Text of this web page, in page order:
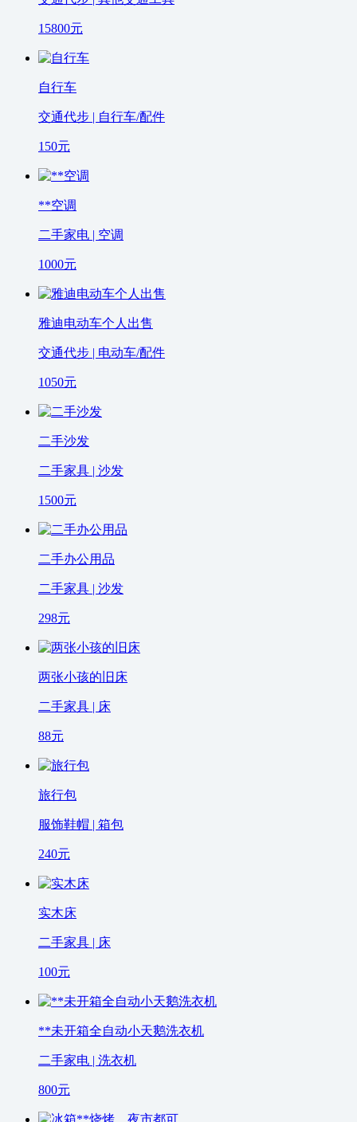
15800元
自行车
交通代步 | 自行车/配件
150元
**空调
二手家电 | 空调
1000元
雅迪电动车个人出售
交通代步 | 电动车/配件
1050元
二手沙发
二手家具 | 沙发
1500元
二手办公用品
二手家具 | 沙发
298元
两张小孩的旧床
二手家具 | 床
88元
旅行包
服饰鞋帽 | 箱包
240元
实木床
二手家具 | 床
100元
**未开箱全自动小天鹅洗衣机
二手家电 | 洗衣机
800元